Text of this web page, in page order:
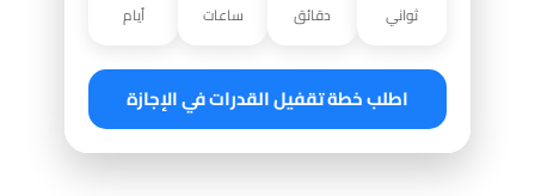
أيام
ساعات
دقائق
ثواني
اطلب خطة تقفيل القدرات في الإجازة